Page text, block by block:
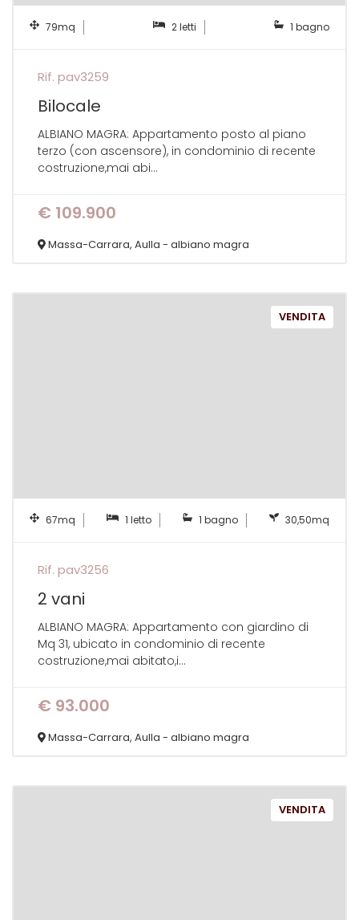
79mq 2 letti 1 bagno
Rif. pav3259
Bilocale
ALBIANO MAGRA: Appartamento posto al piano
terzo (con ascensore), in condominio di recente
costruzione,mai abi...
€ 109.900
Massa-Carrara, Aulla - albiano magra
VENDITA
67mq 1 letto 1 bagno 30,50mq
Rif. pav3256
2 vani
ALBIANO MAGRA: Appartamento con giardino di
Mq 31, ubicato in condominio di recente
costruzione,mai abitato,i...
€ 93.000
Massa-Carrara, Aulla - albiano magra
VENDITA